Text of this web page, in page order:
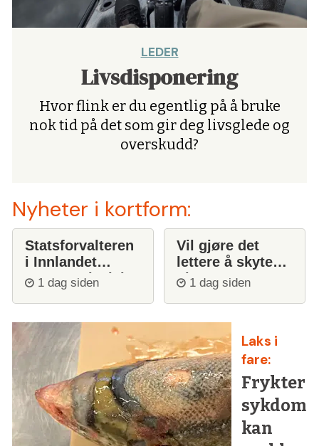
LEDER
Livsdisponering
Hvor flink er du egentlig på å bruke
nok tid på det som gir deg livsglede og
overskudd?
Nyheter i kortform:
Statsforvalteren
i Innlandet
stanser ulvejakt
1 dag siden
Vil gjøre det
lettere å skyte
ulv1 dag siden
Laks i
fare:
Frykter
sykdom
kan